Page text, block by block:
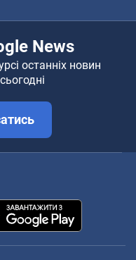
News
останніх новин